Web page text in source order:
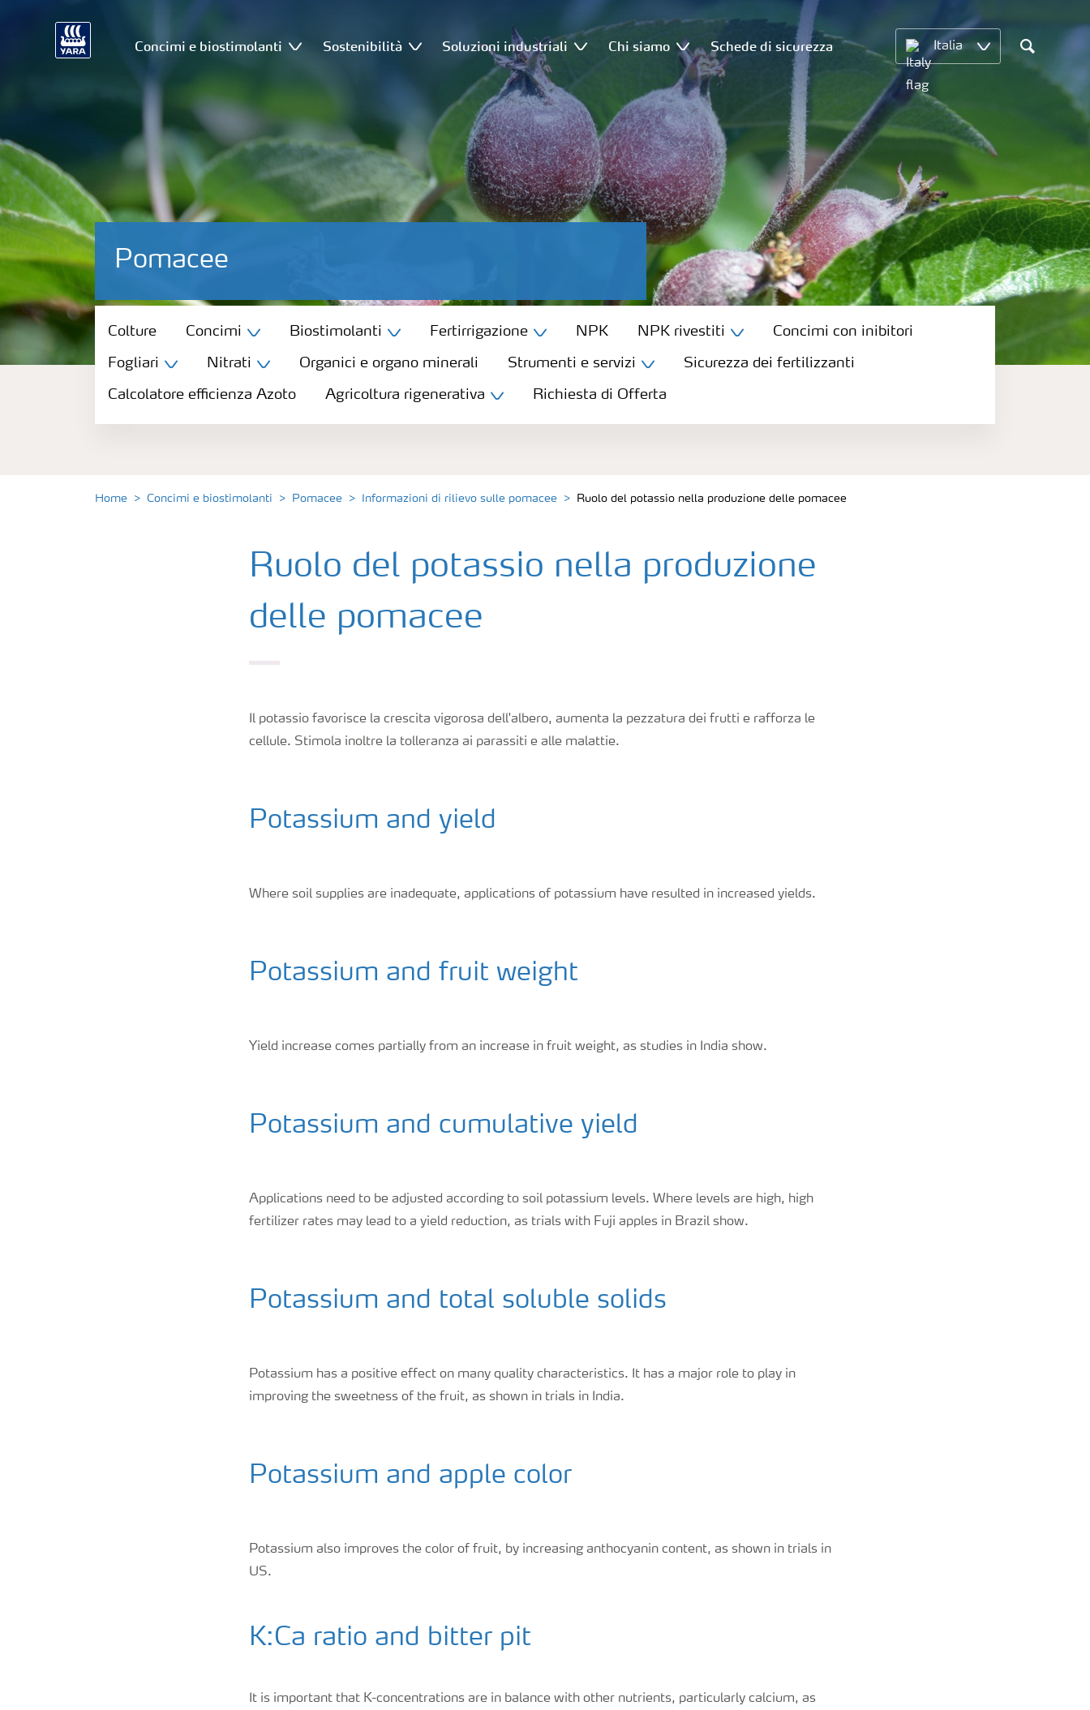
Concimi e biostimolanti Sostenibilità Soluzioni industriali Chi siamo Schede di sicurezza Italia
Search
Pomacee
Colture
Calcolatore efficienza Azoto
Colture Concimi Biostimolanti Fertirrigazione NPK NPK rivestiti Concimi con inibitori
Fogliari Nitrati Organici e organo minerali Strumenti e servizi Sicurezza dei fertilizzanti
Calcolatore efficienza Azoto Agricoltura rigenerativa Richiesta di Offerta
Home Concimi e biostimolanti Pomacee Informazioni di rilievo sulle pomacee Ruolo del potassio nella produzione delle pomacee
Ruolo del potassio nella produzione
delle pomacee
Il potassio favorisce la crescita vigorosa dell'albero, aumenta la pezzatura dei frutti e rafforza le
cellule. Stimola inoltre la tolleranza ai parassiti e alle malattie.
Potassium and yield
Where soil supplies are inadequate, applications of potassium have resulted in increased yields.
Potassium and fruit weight
Yield increase comes partially from an increase in fruit weight, as studies in India show.
Potassium and cumulative yield
Applications need to be adjusted according to soil potassium levels. Where levels are high, high
fertilizer rates may lead to a yield reduction, as trials with Fuji apples in Brazil show.
Potassium and total soluble solids
Potassium has a positive effect on many quality characteristics. It has a major role to play in
improving the sweetness of the fruit, as shown in trials in India.
Potassium and apple color
Potassium also improves the color of fruit, by increasing anthocyanin content, as shown in trials in
US.
K:Ca ratio and bitter pit
It is important that K-concentrations are in balance with other nutrients, particularly calcium, as